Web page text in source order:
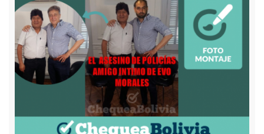
pareja
boliviana
en
Qatar
pidiendo
Censo
en
2023
es
fotomontaje